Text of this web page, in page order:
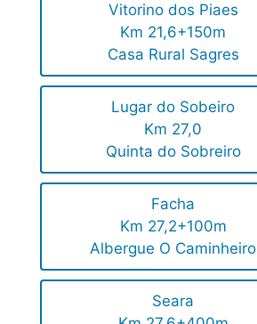
Vitorino dos Piaes
Km 21,6+150m
Casa Rural Sagres
Lugar do Sobeiro
Km 27,0
Quinta do Sobreiro
Facha
Km 27,2+100m
Albergue O Caminheiro
Seara